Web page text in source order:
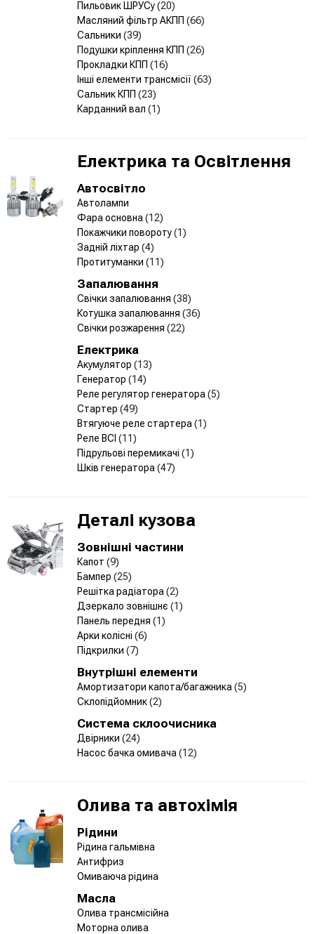
Пильовик ШРУСу(20)
Масляний фільтр АКПП (66)
Сальники (39)
Подушки кріплення КПП (26)
Прокладки КПП (16)
Інші елементи трансмісії (63)
Сальник КПП (23)
Карданний вал (1)
Електрика та Освітлення
Автосвітло
Автолампи
Фара основна (12)
Покажчики повороту(1)
Задній ліхтар (4)
Протитуманки (11)
Запалювання
Свічки запалювання (38)
Котушка запалювання (36)
Свічки розжарення (22)
Електрика
Акумулятор (13)
Генератор (14)
Реле регулятор генератора (5)
Стартер (49)
Втягуюче реле стартера (1)
Реле ВСІ (11)
Підрульові перемикачі (1)
Шків генератора (47)
Деталі кузова
Зовнішні частини
Капот (9)
Бампер (25)
Решітка радіатора (2)
Дзеркало зовнішнє (1)
Панель передня (1)
Арки колісні (6)
Підкрилки (7)
Внутрішні елементи
Амортизатори капота/багажника (5)
Склопідйомник(2)
Система склоочисника
Двірники (24)
Насос бачка омивача (12)
Олива та автохімія
Рідини
Рідина гальмівна
Антифриз
Омиваюча рідина
Масла
Олива трансмісійна
Моторна олива